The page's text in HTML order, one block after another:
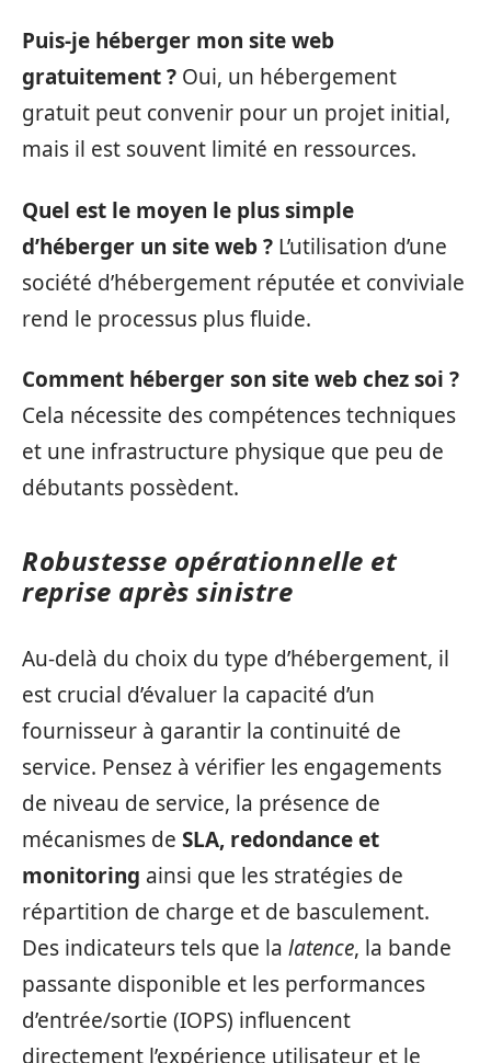
Puis-je héberger mon site web
gratuitement ? Oui, un hébergement
gratuit peut convenir pour un projet initial,
mais il est souvent limité en ressources.
Quel est le moyen le plus simple
d’héberger un site web ? L’utilisation d’une
société d’hébergement réputée et conviviale
rend le processus plus fluide.
Comment héberger son site web chez soi ?
Cela nécessite des compétences techniques
et une infrastructure physique que peu de
débutants possèdent.
Robustesse opérationnelle et
reprise après sinistre
Au‑delà du choix du type d’hébergement, il
est crucial d’évaluer la capacité d’un
fournisseur à garantir la continuité de
service. Pensez à vérifier les engagements
de niveau de service, la présence de
mécanismes de SLA, redondance et
monitoring ainsi que les stratégies de
répartition de charge et de basculement.
Des indicateurs tels que la latence, la bande
passante disponible et les performances
d’entrée/sortie (IOPS) influencent
directement l’expérience utilisateur et le